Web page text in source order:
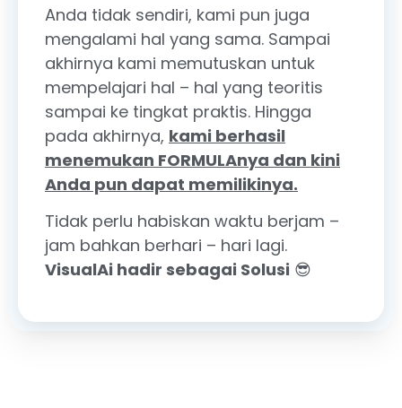
Anda tidak sendiri, kami pun juga
mengalami hal yang sama. Sampai
akhirnya kami memutuskan untuk
mempelajari hal – hal yang teoritis
sampai ke tingkat praktis. Hingga
pada akhirnya, kami berhasil
menemukan FORMULAnya dan kini
Anda pun dapat memilikinya.
Tidak perlu habiskan waktu berjam –
jam bahkan berhari – hari lagi.
VisualAi hadir sebagai Solusi 😎